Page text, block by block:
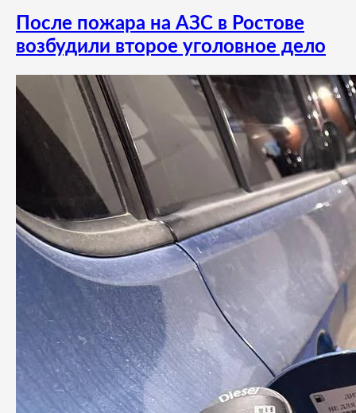
После пожара на АЗС в Ростове
возбудили второе уголовное дело